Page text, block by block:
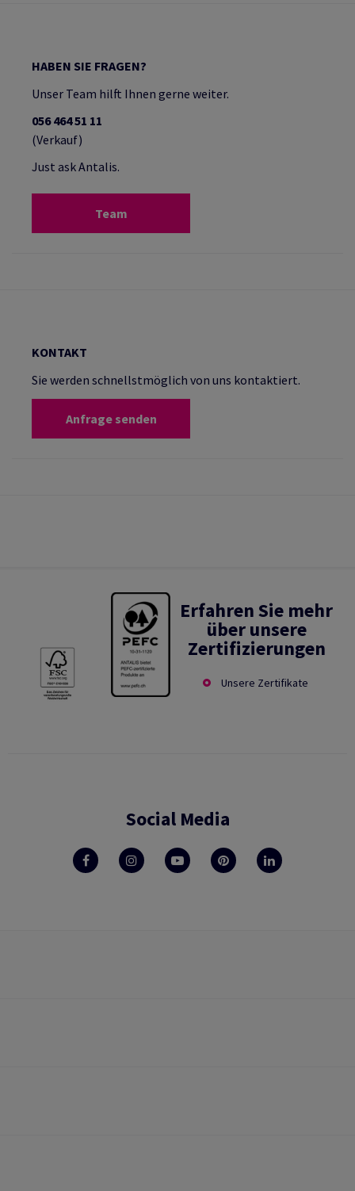
HABEN SIE FRAGEN?
Unser Team hilft Ihnen gerne weiter.
056 464 51 11
(Verkauf)
Just ask Antalis.
Team
KONTAKT
Sie werden schnellstmöglich von uns kontaktiert.
Anfrage senden
Erfahren Sie mehr
über unsere
Zertifizierungen
Unsere Zertifikate
Social Media